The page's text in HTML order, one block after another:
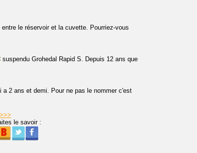
entre le réservoir et la cuvette. Pourriez-vous
suspendu Grohedal Rapid S. Depuis 12 ans que
a 2 ans et demi. Pour ne pas le nommer c'est
le savoir :